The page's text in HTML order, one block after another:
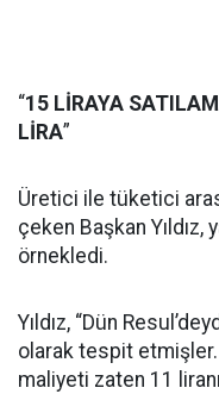
“15 LİRAYA
LİRA”
Üretici ile tüketici
çeken Başkan
örnekledi.
Yıldız, “Dün
olarak tespit etmişler.
maliyeti zaten 11